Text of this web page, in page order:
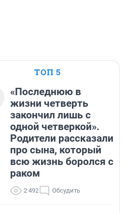
ТОП 5
«Последнюю в
жизни четверть
закончил лишь с
одной четверкой».
Родители рассказали
про сына, который
всю жизнь боролся с
раком
2 492 Обсудить